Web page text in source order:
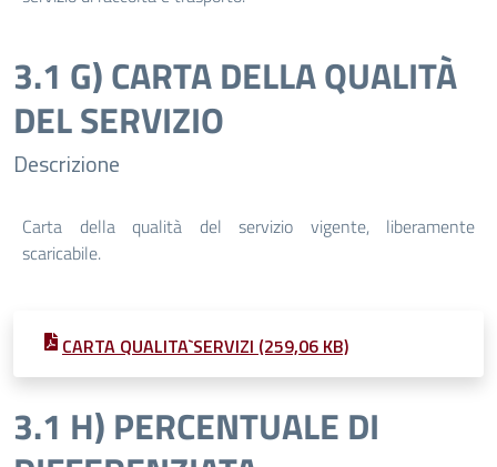
3.1 G) CARTA DELLA QUALITÀ
DEL SERVIZIO
Descrizione
Carta della qualità del servizio vigente, liberamente
scaricabile.
CARTA QUALITA`SERVIZI (259,06 KB)
3.1 H) PERCENTUALE DI